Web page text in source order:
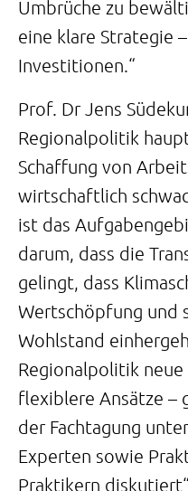
Umbrüche zu
eine klare Strategie
Investitionen.“
Prof. Dr Jens
Regionalpolitik
Schaffung von
wirtschaftlich
ist das
darum, dass die
gelingt, dass
Wertschöpfung und
Wohlstand
Regionalpolitik
flexiblere Ansätze –
der Fachtagung
Experten sowie
Praktikern